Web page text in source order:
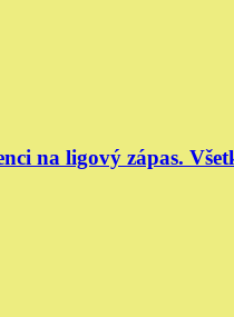
na ligový zápas.